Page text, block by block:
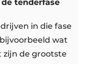
tenderfase
in die fase
wat
zijn de grootste